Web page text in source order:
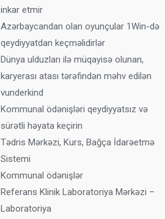
inkar etmir
Azərbaycandan olan oyunçular 1Win-də
qeydiyyatdan keçməlidirlər
Dünya ulduzları ilə müqayisə olunan,
karyerası atası tərəfindən məhv edilən
vunderkind
Kommunal ödənişləri qeydiyyatsız və
sürətli həyata keçirin
Tədris Mərkəzi, Kurs, Bağça İdarəetmə
Sistemi
Kommunal ödənişlər
Referans Klinik Laboratoriya Mərkəzi –
Laboratoriya